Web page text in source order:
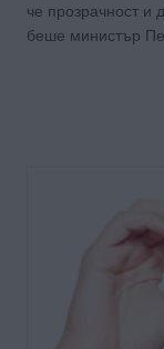
че прозрачност и
беше министър